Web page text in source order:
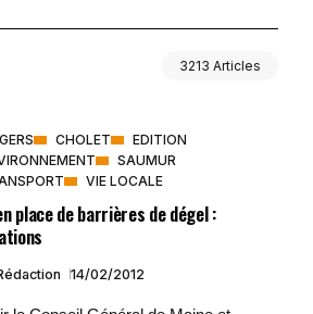
3213 Articles
CHOLET
EDITION
SAUMUR
VIE LOCALE
place de barrières de dégel :
14/02/2012